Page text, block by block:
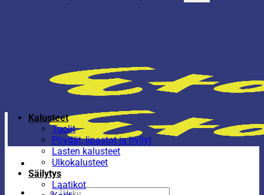
Etsi:
Kalusteet
Tuolit
Pöydät, lipastot ja hyllyt
Lasten kalusteet
Ulkokalusteet
Säilytys
Laatikot